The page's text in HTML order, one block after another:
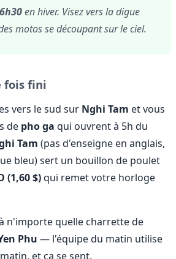
en hiver. Visez vers la digue
motos se découpant sur le ciel.
fois fini
vers le sud sur Nghi Tam et vous
de pho ga qui ouvrent à 5h du
Tam (pas d'enseigne en anglais,
bleu) sert un bouillon de poulet
(1,60 $)qui remet votre horloge
n'importe quelle charrette de
Phu — l'équipe du matin utilise
et ça se sent.